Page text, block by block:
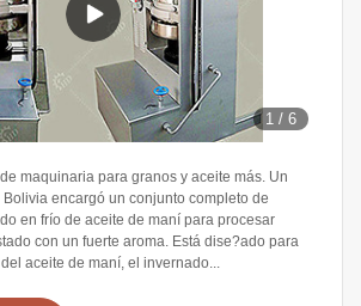
1 /6
maquinaria para granos y aceite más. Un
encargó un conjunto completo de
en frío de aceite de maní para procesar
con un fuerte aroma. Está dise?ado para
aceite de maní, el invernado...